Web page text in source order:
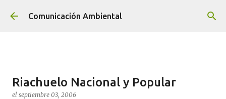
Ir al contenido principal
Comunicación Ambiental
Riachuelo Nacional y Popular
el septiembre 03, 2006